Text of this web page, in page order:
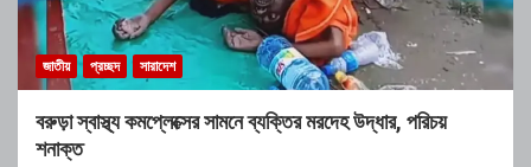
জাতীয় প্রচ্ছদ সারাদেশ
বরুড়া স্বাস্থ্য কমপ্লেক্সের সামনে ব্যক্তির মরদেহ উদ্ধার, পরিচয়
শনাক্ত